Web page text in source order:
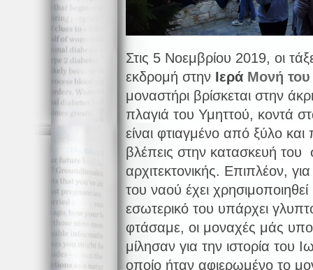
Στις 5 Νοεμβρίου 2019, οι
εκδρομή στην Ιερά Μονή του
μοναστήρι βρίσκεται στην
πλαγιά του Υμηττού, κοντά
είναι φτιαγμένο από ξύλο
βλέπεις στην κατασκευή του
αρχιτεκτονικής. Επιπλέον,
του ναού έχει
εσωτερικό του υπάρχει
φτάσαμε, οι μοναχές μάς
μίλησαν για την ιστορία του
οποίο ήταν αφιερωμένο το